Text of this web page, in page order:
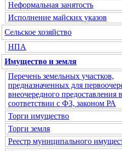
Неформальная занятость
Исполнение майских указов
Сельское хозяйство
НПА
Имущество и земля
Перечень земельных участков,
предназначенных для
внеочередного предоставления в
соответствии с ФЗ, законом РА
Торги имущество
Торги земля
Реестр муниципального